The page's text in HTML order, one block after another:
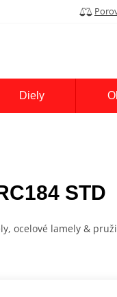
Diely
STD
ocelové lamely &